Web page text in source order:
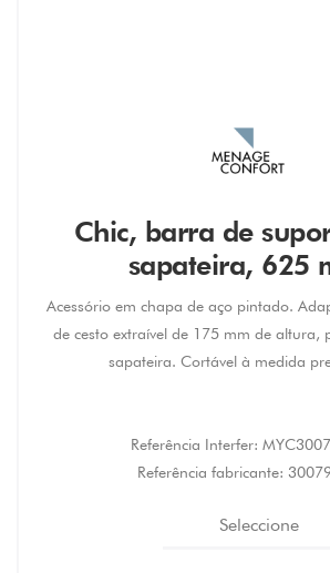
Chic, barra de
sapateira, 625
Acessório em chapa de aço pintado.
de cesto extraível de 175 mm de altura,
sapateira. Cortável à medida
Referência Interfer:
Referência fabricante:
Seleccione